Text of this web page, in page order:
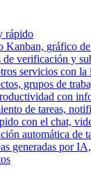
rápido
Kanban, gráfico
verificación y
servicios con
grupos de
con
de tareas,
con el chat,
automática de
generadas por